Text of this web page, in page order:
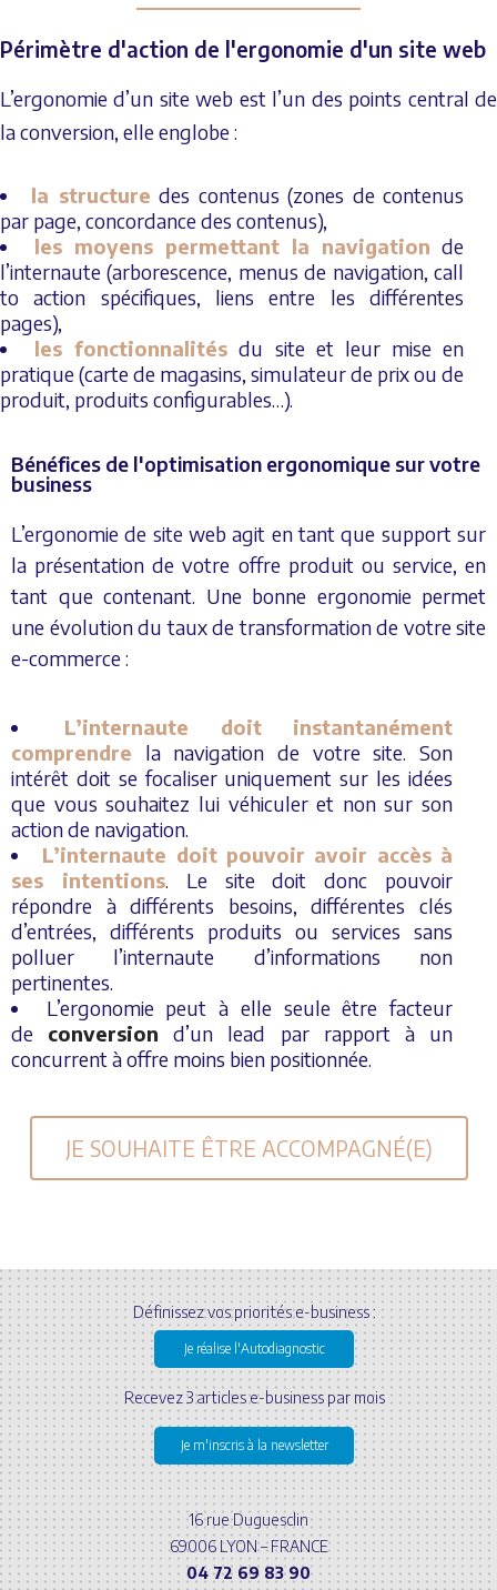
Périmètre d'action de l'ergonomie d'un site web
L’ergonomie d’un site web est l’un des points central de
la conversion, elle englobe :
la structure des contenus (zones de contenus
par page, concordance des contenus),
les moyens permettant la navigation de
l’internaute (arborescence, menus de navigation, call
to action spécifiques, liens entre les différentes
pages),
les fonctionnalités du site et leur mise en
pratique (carte de magasins, simulateur de prix ou de
produit, produits configurables…).
Bénéfices de l'optimisation ergonomique sur votre
business
L’ergonomie de site web agit en tant que support sur
la présentation de votre offre produit ou service, en
tant que contenant. Une bonne ergonomie permet
une évolution du taux de transformation de votre site
e-commerce :
L’internaute doit instantanément
comprendre la navigation de votre site. Son
intérêt doit se focaliser uniquement sur les idées
que vous souhaitez lui véhiculer et non sur son
action de navigation.
L’internaute doit pouvoir avoir accès à
ses intentions. Le site doit donc pouvoir
répondre à différents besoins, différentes clés
d’entrées, différents produits ou services sans
polluer l’internaute d’informations non
pertinentes.
L’ergonomie peut à elle seule être facteur
de conversion d’un lead par rapport à un
concurrent à offre moins bien positionnée.
JE SOUHAITE ÊTRE ACCOMPAGNÉ(E)
16 rue Duguesclin
69006 LYON – FRANCE
04 72 69 83 90
Définissez vos priorités e-business :
Je réalise l'Autodiagnostic
Recevez 3 articles e-business par mois
Je m'inscris à la newsletter